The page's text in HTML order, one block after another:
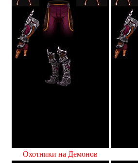
Охотники на Демонов